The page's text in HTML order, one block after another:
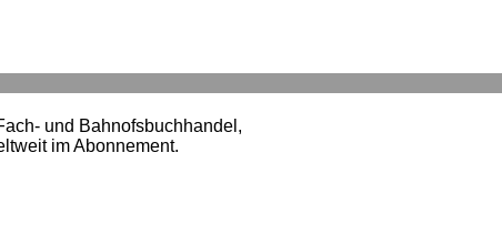
und Bahnofsbuchhandel,
im Abonnement.